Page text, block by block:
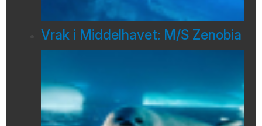
Vrak i Middelhavet: M/S Zenobia